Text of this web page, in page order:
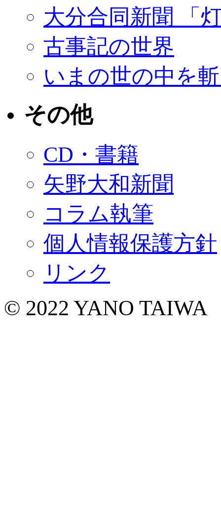
大分合同新聞 「
古事記の世界
いまの世の中を
その他
CD・書籍
矢野大和新聞
コラム執筆
個人情報保護方針
リンク
© 2022 YANO TAIWA